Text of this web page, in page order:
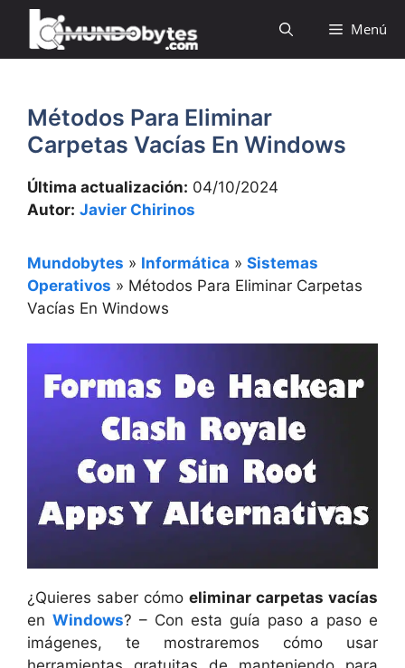
Saltar
contenido
Menú
Métodos Para Eliminar
Carpetas Vacías En Windows
Última actualización: 04/10/2024
Autor: Javier Chirinos
Mundobytes » Informática » Sistemas
Operativos » Métodos Para Eliminar Carpetas
Vacías En Windows
¿Quieres saber cómo eliminar carpetas vacías
en Windows? – Con esta guía paso a paso e
imágenes, te mostraremos cómo usar